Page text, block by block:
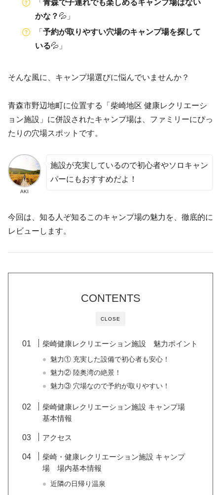
「 青森で子連れでも楽しめるキャンプ場はない
かな？ 💦」
「 予約が取りやすい穴場のキャンプ場を探して
いる💦」
そんな風に、キャンプ場選びに悩んでいませんか？
青森市野辺地町に位置する「柴崎地区 健康レクリエーシ
ョン施設」に併設されたキャンプ場は、ファミリーにぴっ
たりの穴場スポットです。
AKI
施設が充実しているので初心者やソロキャン
パーにもおすすめだよ！
今回は、知る人ぞ知るこのキャンプ場の魅力を、徹底的に
レビューします。
CLOSE
CONTENTS
柴崎健康レクリエーション施設 魅力ポイント
魅力① 充実した設備で初心者も安心！
魅力② 陸奥湾の絶景！
魅力③ 穴場なので予約が取りやすい！
柴崎健康レクリエーション施設 キャンプ場
基本情報
アクセス
柴崎・健康レクリエーション施設 キャンプ
場 場内基本情報
近隣の日帰り温泉